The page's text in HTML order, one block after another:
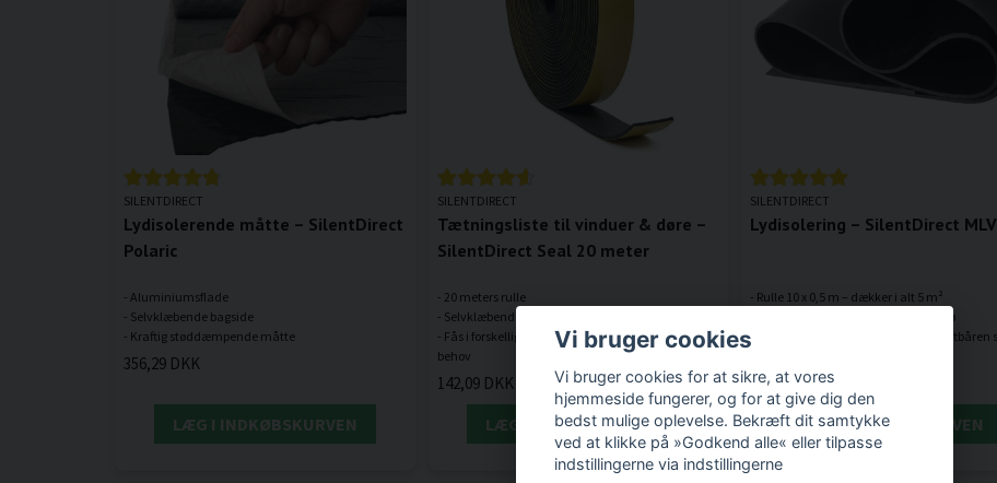
SILENTDIRECT
Lydisolerende måtte – SilentDirect
Polaric
- Aluminiumsflade
- Selvklæbende bagside
356,29 DKK
LÆG I INDKØBSKURVEN
SILENTDIRECT
Tætningsliste til vinduer & døre –
SilentDirect Seal 20 meter
- 20 meters rulle
- Selvklæbende bagside for nem installation
- Fås i forskellige bredder og tykkelser til tilpassede
142,09 DKK
LÆG I INDKØBSKURVEN
SILENTDIRECT
Lydisolering – SilentDirect MLV
- Rulle 10 x 0,5 m – dækker i alt 5 m²
- Lydisolerende for et mere stille miljø
LÆG I INDKØBSKURVEN
Vi bruger cookies
Vi bruger cookies for at sikre, at vores
hjemmeside fungerer, og for at give dig den
bedst mulige oplevelse. Bekræft dit samtykke
ved at klikke på »Godkend alle« eller tilpasse
indstillingerne via indstillingerne